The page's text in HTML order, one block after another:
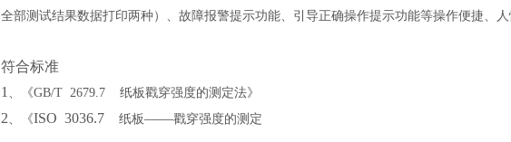
全部测试结果数据打印两种）、故障报警提示功能、引导正确操作提示功能等操作便捷、
符合标准
1 、 《GB/T 2679.7 纸板戳穿强度的测定法》
2、 《ISO 3036.7 纸板——戳穿强度的测定